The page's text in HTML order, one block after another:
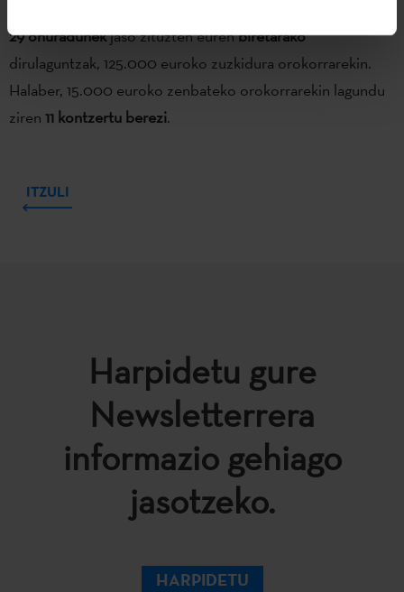
29 onuradunekjaso zituzten eurenbiretarako
dirulaguntzak, 125.000 euroko zuzkidura orokorrarekin.
Halaber, 15.000 euroko zenbateko orokorrarekin lagundu
ziren 11 kontzertu berezi.
ITZULI
Harpidetu gure
Newsletterrera
informazio gehiago
jasotzeko.
HARPIDETU